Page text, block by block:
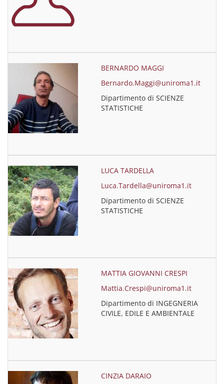
BERNARDO MAGGI
Bernardo.Maggi@uniroma1.it
Dipartimento di SCIENZE
STATISTICHE
LUCA TARDELLA
Luca.Tardella@uniroma1.it
Dipartimento di SCIENZE
STATISTICHE
MATTIA GIOVANNI CRESPI
Mattia.Crespi@uniroma1.it
Dipartimento di INGEGNERIA
CIVILE, EDILE E AMBIENTALE
CINZIA DARAIO